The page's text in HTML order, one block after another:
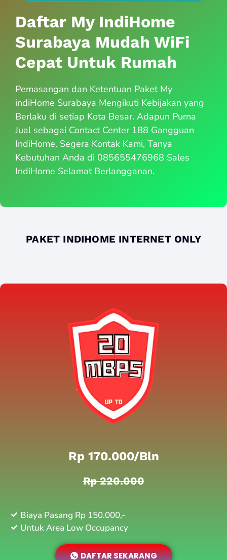
Daftar My IndiHome
Surabaya Mudah WiFi
Cepat Untuk Rumah
Pemasangan dan Ketentuan Paket My
indiHome Surabaya Mengikuti Kebijakan yang
Berlaku di setiap Kota Besar. Adapun Purna
Jual sebagai Contact Center 188 Gangguan
IndiHome. Segera Kontak Kami, Tanya
Kebutuhan Anda di 085655476968 Sales
IndiHome Selamat Berlangganan.
PAKET INDIHOME INTERNET ONLY
Rp 170.000/bln
Rp 220.000
Biaya Pasang Rp 150.000,-
Untuk Area Low Occupancy
DAFTAR SEKARANG